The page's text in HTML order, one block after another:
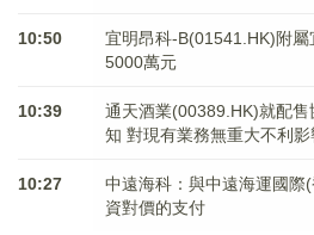
10:50
宜明昂科-B(01541.HK)附
5000萬元
10:39
通天酒業(00389.HK)就配
知 對現有業務無重大不利影
10:27
中遠海科：與中遠海運國際
資對價的支付